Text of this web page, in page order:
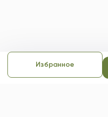
Избранное